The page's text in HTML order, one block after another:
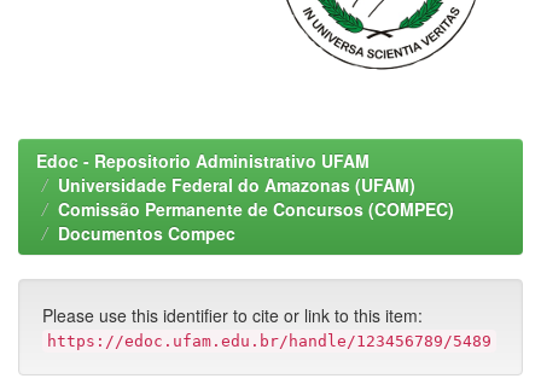
Edoc - Repositorio Administrativo UFAM
Universidade Federal do Amazonas (UFAM)
Comissão Permanente de Concursos (COMPEC)
Documentos Compec
Please use this identifier to cite or link to this item:
https://edoc.ufam.edu.br/handle/123456789/5489